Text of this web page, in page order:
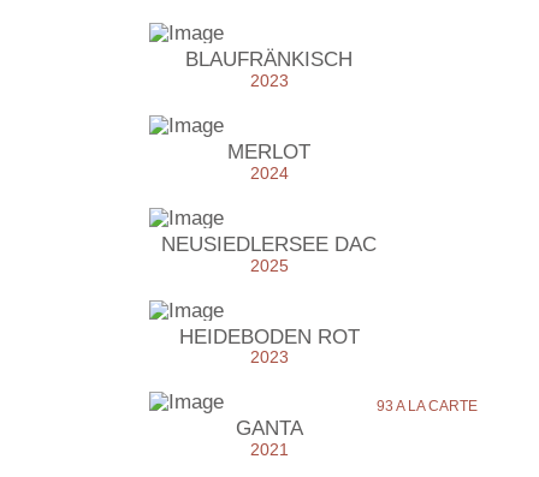
BLAUFRÄNKISCH
2023
MERLOT
2024
NEUSIEDLERSEE DAC
2025
HEIDEBODEN ROT
2023
93 A LA CARTE
GANTA
2021